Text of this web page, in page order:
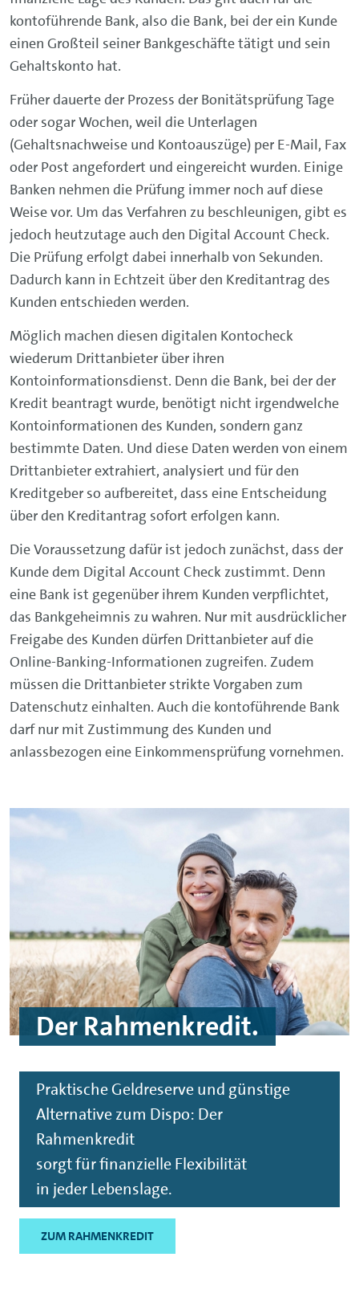
kontoführende Bank, also die Bank, bei der ein Kunde
einen Großteil seiner Bankgeschäfte tätigt und sein
Gehaltskonto hat.
Früher dauerte der Prozess der Bonitätsprüfung Tage
oder sogar Wochen, weil die Unterlagen
(Gehaltsnachweise und Kontoauszüge) per E-Mail, Fax
oder Post angefordert und eingereicht wurden. Einige
Banken nehmen die Prüfung immer noch auf diese
Weise vor. Um das Verfahren zu beschleunigen, gibt es
jedoch heutzutage auch den Digital Account Check.
Die Prüfung erfolgt dabei innerhalb von Sekunden.
Dadurch kann in Echtzeit über den Kreditantrag des
Kunden entschieden werden.
Möglich machen diesen digitalen Kontocheck
wiederum Drittanbieter über ihren
Kontoinformationsdienst. Denn die Bank, bei der der
Kredit beantragt wurde, benötigt nicht irgendwelche
Kontoinformationen des Kunden, sondern ganz
bestimmte Daten. Und diese Daten werden von einem
Drittanbieter extrahiert, analysiert und für den
Kreditgeber so aufbereitet, dass eine Entscheidung
über den Kreditantrag sofort erfolgen kann.
Die Voraussetzung dafür ist jedoch zunächst, dass der
Kunde dem Digital Account Check zustimmt. Denn
eine Bank ist gegenüber ihrem Kunden verpflichtet,
das Bankgeheimnis zu wahren. Nur mit ausdrücklicher
Freigabe des Kunden dürfen Drittanbieter auf die
Online-Banking-Informationen zugreifen. Zudem
müssen die Drittanbieter strikte Vorgaben zum
Datenschutz einhalten. Auch die kontoführende Bank
darf nur mit Zustimmung des Kunden und
anlassbezogen eine Einkommensprüfung vornehmen.
Der Rahmenkredit.
Praktische Geldreserve und günstige
Alternative zum Dispo: Der
Rahmenkredit
sorgt für finanzielle Flexibilität
in jeder Lebenslage.
ZUM RAHMENKREDIT